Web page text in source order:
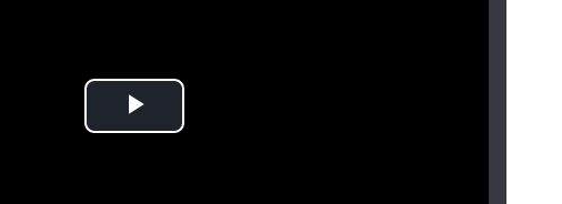
Play